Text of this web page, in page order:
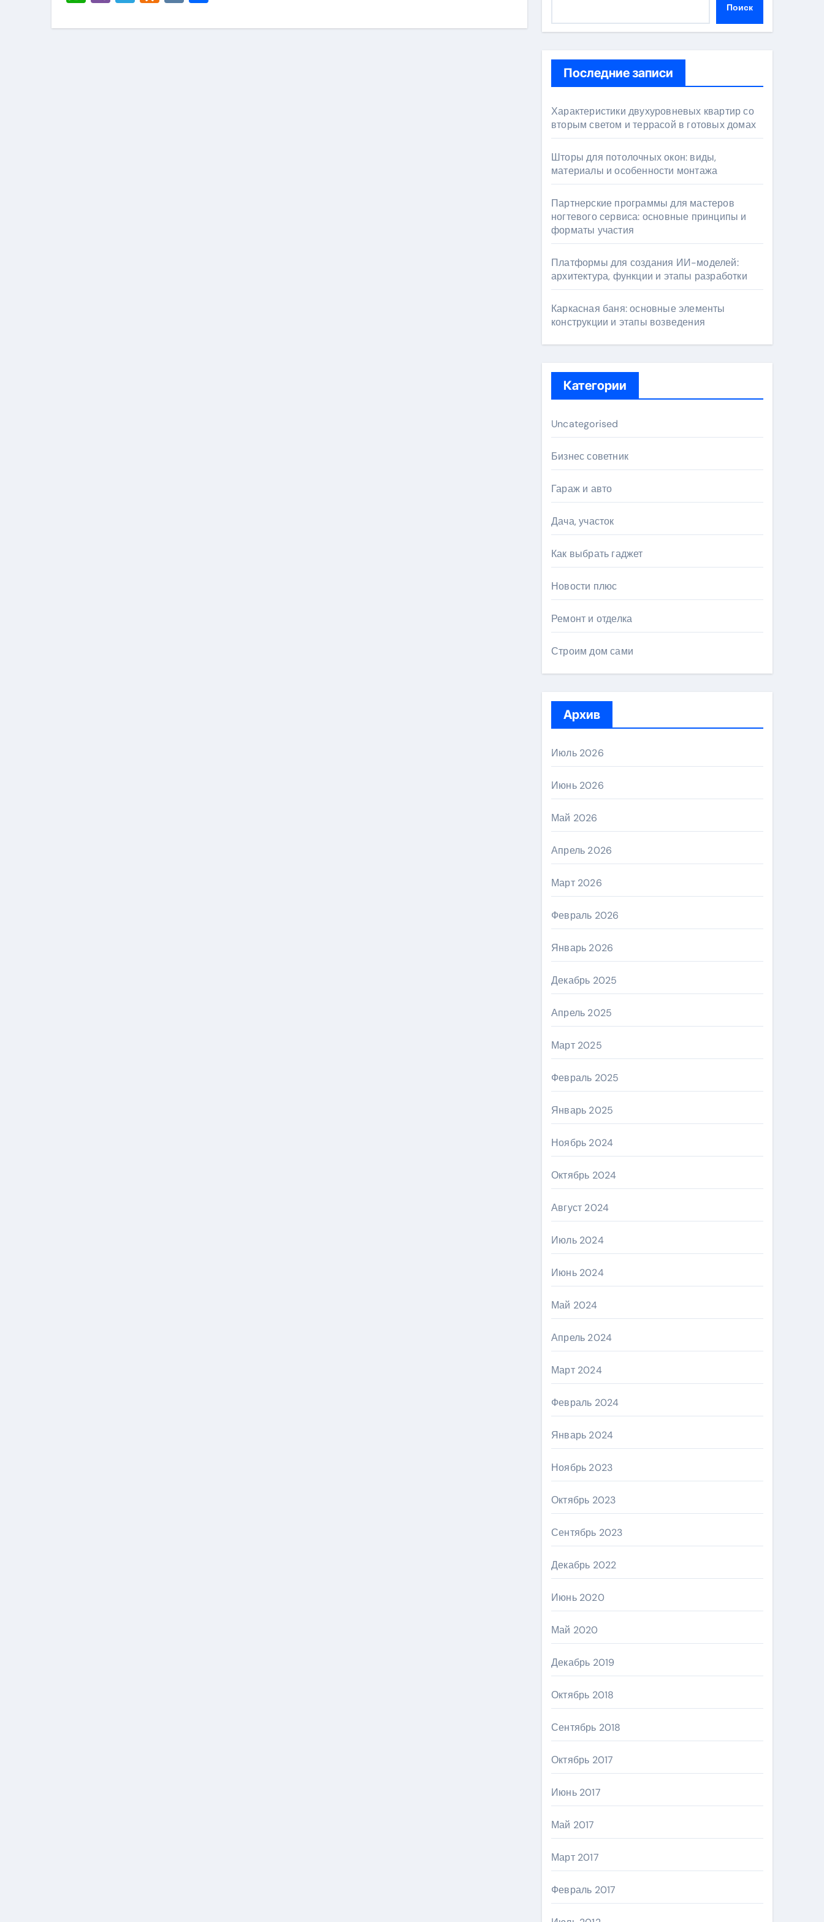
Поиск
Последние записи
Характеристики двухуровневых квартир со
вторым светом и террасой в готовых домах
Шторы для потолочных окон: виды,
материалы и особенности монтажа
Партнерские программы для мастеров
ногтевого сервиса: основные принципы и
форматы участия
Платформы для создания ИИ-моделей:
архитектура, функции и этапы разработки
Каркасная баня: основные элементы
конструкции и этапы возведения
Категории
Uncategorised
Бизнес советник
Гараж и авто
Дача, участок
Как выбрать гаджет
Новости плюс
Ремонт и отделка
Строим дом сами
Архив
Июль 2026
Июнь 2026
Май 2026
Апрель 2026
Март 2026
Февраль 2026
Январь 2026
Декабрь 2025
Апрель 2025
Март 2025
Февраль 2025
Январь 2025
Ноябрь 2024
Октябрь 2024
Август 2024
Июль 2024
Июнь 2024
Май 2024
Апрель 2024
Март 2024
Февраль 2024
Январь 2024
Ноябрь 2023
Октябрь 2023
Сентябрь 2023
Декабрь 2022
Июнь 2020
Май 2020
Декабрь 2019
Октябрь 2018
Сентябрь 2018
Октябрь 2017
Июнь 2017
Май 2017
Март 2017
Февраль 2017